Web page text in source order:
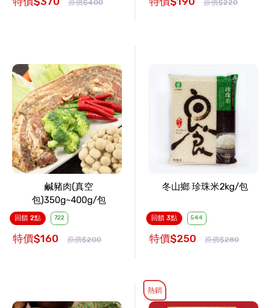
原價$400 原價$220
鹹豬肉(真空
包)350g~400g/包
回饋 2點 722
特價$160 原價$200
冬山鄉 珍珠米2kg/包
回饋 3點 544
特價$250 原價$280
熱銷